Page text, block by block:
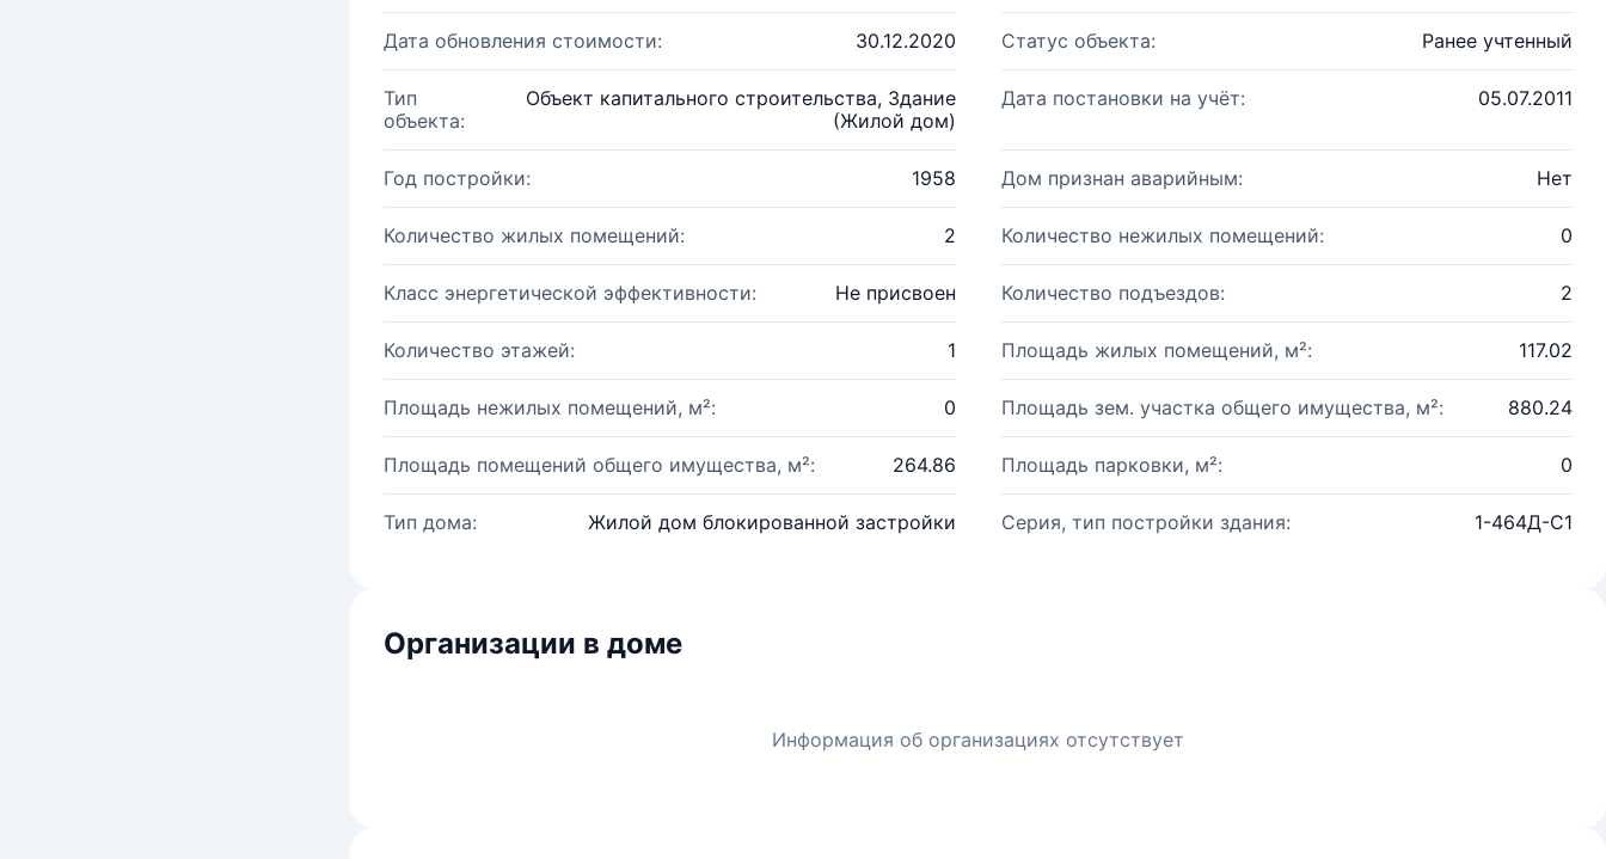
Дата обновления стоимости: 30.12.2020 Статус объекта: Ранее учтенный
Тип
объекта:
Объект капитального строительства, Здание
(Жилой дом)
Дата постановки на учёт: 05.07.2011
Год постройки: 1958 Дом признан аварийным: Нет
Количество жилых помещений: 2 Количество нежилых помещений: 0
Класс энергетической эффективности: Не присвоен Количество подъездов: 2
Количество этажей: 1 Площадь жилых помещений, м²: 117.02
Площадь нежилых помещений, м²: 0 Площадь зем. участка общего имущества, м²: 880.24
Площадь помещений общего имущества, м²: 264.86 Площадь парковки, м²: 0
Тип дома: Жилой дом блокированной застройки Серия, тип постройки здания: 1-464Д-С1
Организации в доме
Информация об организациях отсутствует